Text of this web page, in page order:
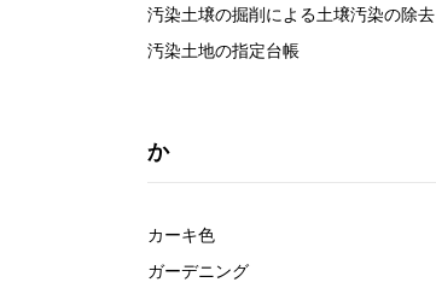
汚染土壌の掘削による土壌汚染の除去
汚染土地の指定台帳
か
カーキ色
ガーデニング